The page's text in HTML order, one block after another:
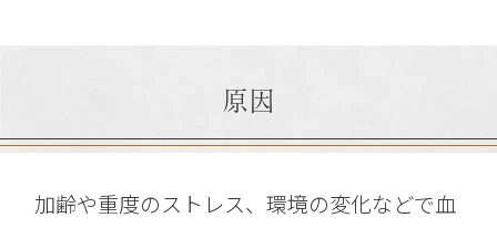
原因
加齢や重度のストレス、環境の変化などで血